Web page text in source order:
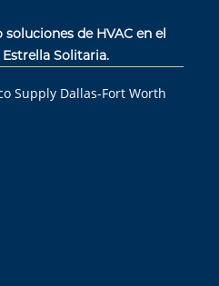
de HVAC en el
Solitaria.
Supply Dallas-Fort Worth